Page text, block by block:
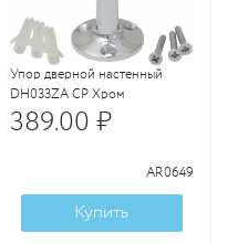
Упор дверной настенный
DH033ZA CP Хром
389.00 ₽
AR0649
Купить